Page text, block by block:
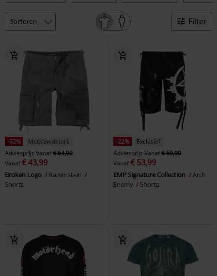
Filter
-32%
Metalen details
Adviesprijs Vanaf€ 64,99
Vanaf€ 43,99
Broken Logo
Rammstein
Shorts
-22%
Exclusief
Adviesprijs Vanaf€ 69,99
Vanaf€ 53,99
EMP Signature Collection
Arch
Enemy
Shorts